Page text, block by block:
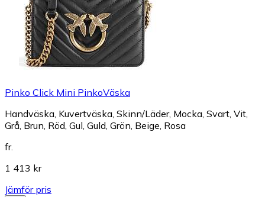
Pinko Click Mini PinkoVäska
Handväska, Kuvertväska, Skinn/Läder, Mocka, Svart, Vit,
Grå, Brun, Röd, Gul, Guld, Grön, Beige, Rosa
fr.
1 413 kr
Jämför pris